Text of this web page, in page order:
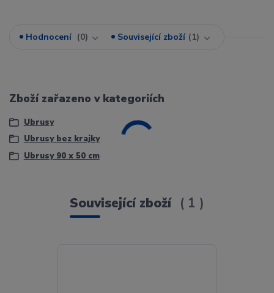
Hodnocení 0 Související zboží 1
Zboží zařazeno v kategoriích
Ubrusy
Ubrusy bez krajky
Ubrusy 90 x 50 cm
Související zboží 1